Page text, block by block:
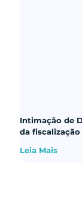
Intimação de
da fiscalização
Leia Mais